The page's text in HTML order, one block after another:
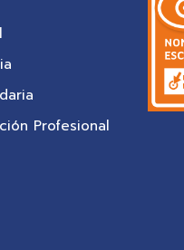
Profesional